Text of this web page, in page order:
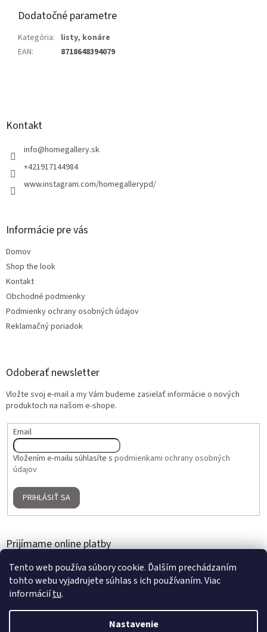
Tento web používa súbory cookie. Ďalším prechádzaním
tohto webu vyjadrujete súhlas s ich používaním. Viac
informáciítu.
Nastavenie
Dodatočné parametre
Kategória: listy, konáre
EAN: 8718648394079
Kontakt
info@homegallery.sk
+421917144984
www.instagram.com/homegallerypd/
Informácie pre vás
Domov
Shop the look
Kontakt
Obchodné podmienky
Podmienky ochrany osobných údajov
Reklamačný poriadok
Odoberať newsletter
Vložte svoj e-mail a my Vám budeme zasielať informácie o nových
produktoch na našom e-shope.
Email
Vložením e-mailu súhlasíte s podmienkami ochrany osobných
údajov
PRIHLÁSIŤ SA
Prijímame online platby
Vytvoril Shoptet